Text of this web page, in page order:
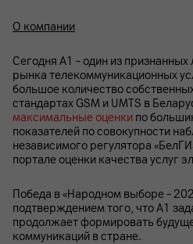
О компании
Сегодня А1 – один из
рынка телекоммуникационных
большое количество
стандартах GSM и UMTS в
максимальные оценки по
показателей по совокупности
независимого регулятора
портале оценки качества услуг
Победа в «Народном выборе –
подтверждением того, что А1
продолжает формировать
коммуникаций в стране.